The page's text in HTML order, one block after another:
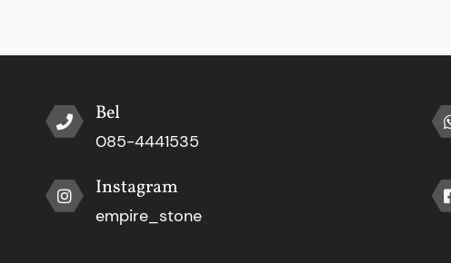
Bel
085-4441535
Instagram
empire_stone